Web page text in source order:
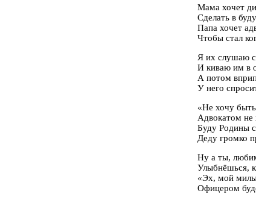
Мама хочет
Сделать в
Папа хочет
Чтобы стал
Я их слушаю
И киваю им в
А потом
У него
«Не хочу
Адвокатом не
Буду Родины
Деду громко
Ну а ты,
Улыбнёшься,
«Эх, мой
Офицером